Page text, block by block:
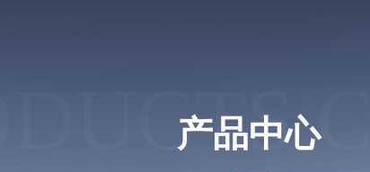
产品中心